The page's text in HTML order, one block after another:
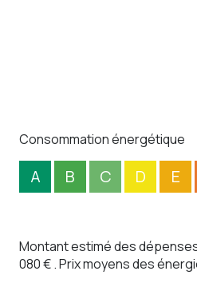
Consommation énergétique
A B C D E
Montant estimé des
080 € . Prix moyens des